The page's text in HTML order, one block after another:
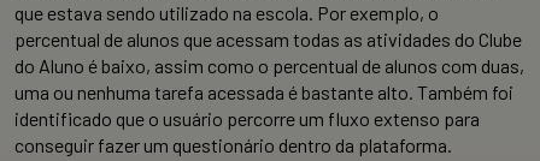
que estava sendo utilizado na escola. Por exemplo, o
percentual de alunos que acessam todas as atividades do Clube
do Aluno é baixo, assim como o percentual de alunos com duas,
uma ou nenhuma tarefa acessada é bastante alto. Também foi
identificado que o usuário percorre um fluxo extenso para
conseguir fazer um questionário dentro da plataforma.